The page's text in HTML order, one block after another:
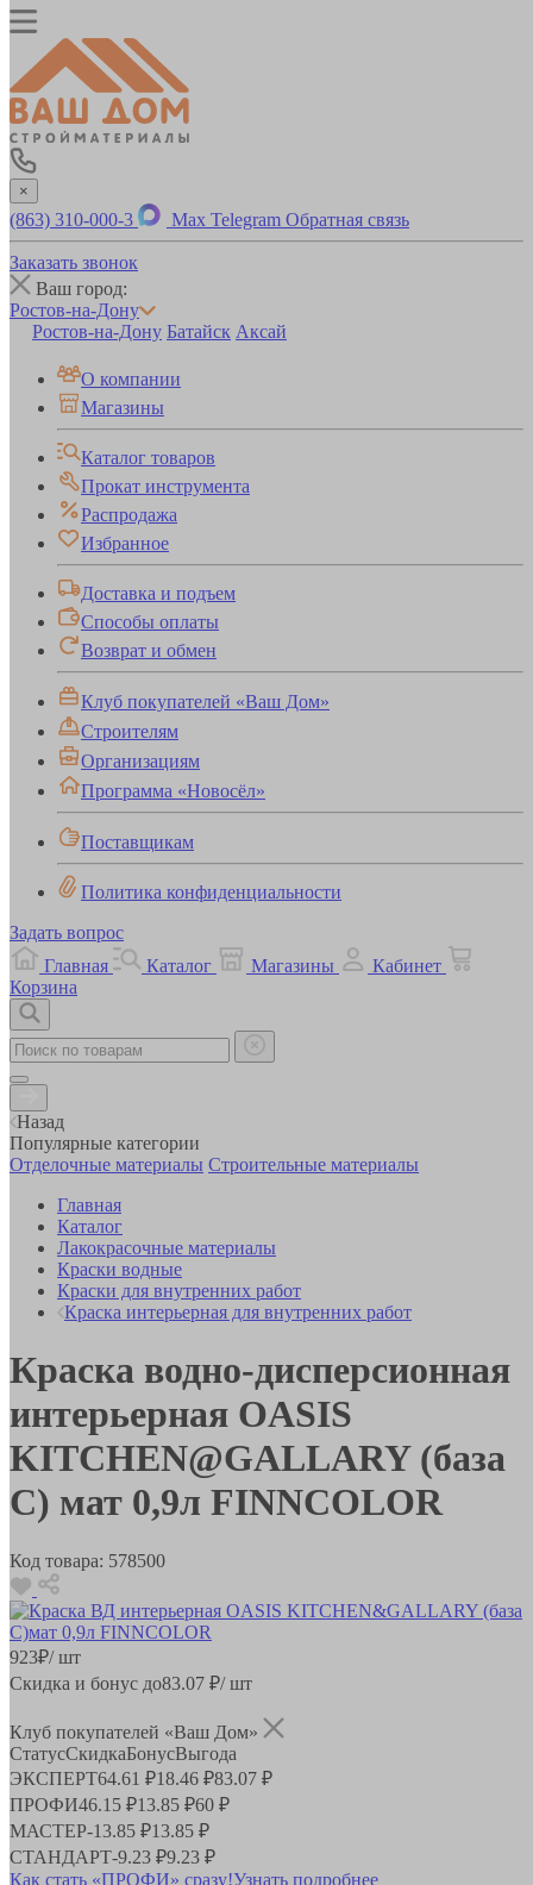
×
(863) 310-000-3 Max Telegram Обратная связь
Заказать звонок
Ваш город:
Ростов-на-Дону
Ростов-на-Дону Батайск Аксай
О компании
Магазины
Каталог товаров
Прокат инструмента
Распродажа
Избранное
Доставка и подъем
Способы оплаты
Возврат и обмен
Клуб покупателей «Ваш Дом»
Строителям
Организациям
Программа «Новосёл»
Поставщикам
Политика конфиденциальности
Задать вопрос
Главная
Каталог Магазины
Кабинет
Корзина
Назад
Популярные категории
Отделочные материалы Строительные материалы
Главная
Каталог
Лакокрасочные материалы
Краски водные
Краски для внутренних работ
Краска интерьерная для внутренних работ
Краска водно-дисперсионная
интерьерная OASIS
KITCHEN@GALLARY (база
C) мат 0,9л FINNСOLOR
Код товара: 578500
923₽/ шт
Скидка и бонус до83.07 ₽/ шт
Клуб покупателей «Ваш Дом»
СтатусСкидкаБонусВыгода
ЭКСПЕРТ64.61 ₽18.46 ₽83.07 ₽
ПРОФИ46.15 ₽13.85 ₽60 ₽
МАСТЕР-13.85 ₽13.85 ₽
СТАНДАРТ-9.23 ₽9.23 ₽
Как стать «ПРОФИ» сразу!Узнать подробнее